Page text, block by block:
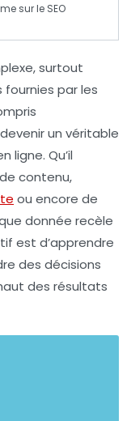
sur le SEO
surtout
fournies par les
un véritable
ligne. Qu’il
contenu,
ou encore de
donnée recèle
est d’apprendre
des décisions
des résultats